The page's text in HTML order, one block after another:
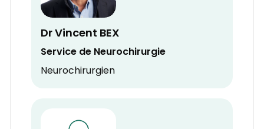
Dr Vincent BEX
Service de Neurochirurgie
Neurochirurgien